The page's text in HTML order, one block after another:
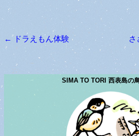
投稿ナビゲーション
←ドラえもん体験 さ
SIMA TO TORI 西表島の